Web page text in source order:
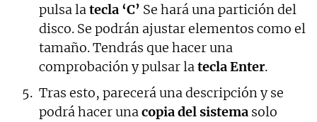
pulsa latecla ‘C’ Se hará una partición del
disco. Se podrán ajustar elementos como el
tamaño. Tendrás que hacer una
comprobación y pulsar latecla Enter.
Tras esto, parecerá una descripción y se
podrá hacer unacopia del sistema solo